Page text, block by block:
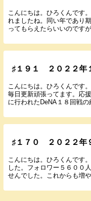
こんにちは。ひろくんです
れましたね。同い年であり
ってもらえたらいいのです
♯１９１ ２０２２年
こんにちは。ひろくんです
毎日更新頑張ってます。応
に行われたDeNA１８回戦
♯１７０ ２０２２年
こんにちは。ひろくんです
した。フォロワー５６００
せんでした。これからも増